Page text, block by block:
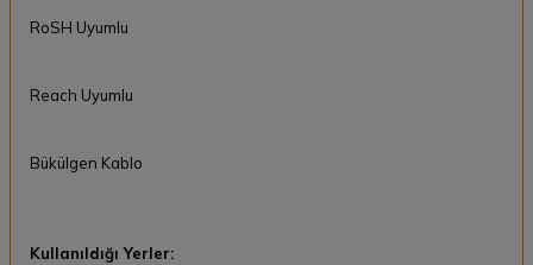
RoSH Uyumlu
Reach Uyumlu
Bükülgen Kablo
Kullanıldığı Yerler: